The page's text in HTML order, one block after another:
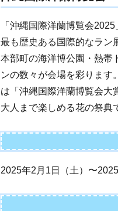
「沖縄国際洋蘭博覧会
最も歴史ある国際的なラン
本部町の海洋博公園・熱帯
ンの数々が会場を彩ります
は「沖縄国際洋蘭博覧会大
大人まで楽しめる花の祭典
2025年2月1日（土）〜